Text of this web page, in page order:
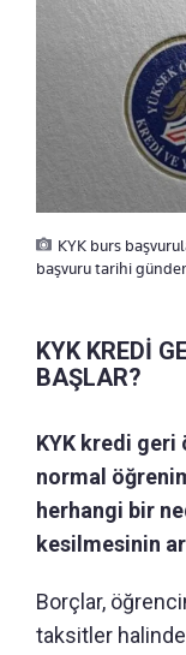
KYK burs
başvuru tarihi
KYK KREDİ
BAŞLAR?
KYK kredi
normal
herhangi bir
kesilmesinin
Borçlar,
taksitler